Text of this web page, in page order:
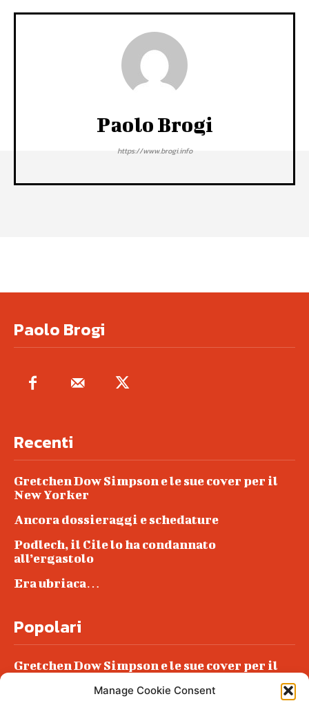
Manage Cookie Consent
Paolo Brogi
https://www.brogi.info
Paolo Brogi
Recenti
Gretchen Dow Simpson e le sue cover per il
New Yorker
Ancora dossieraggi e schedature
Podlech, il Cile lo ha condannato
all’ergastolo
Era ubriaca…
Popolari
Gretchen Dow Simpson e le sue cover per il